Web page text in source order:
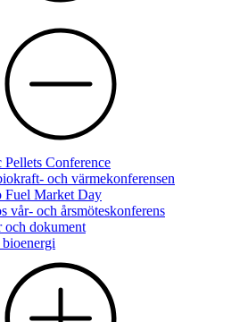
Conference
och värmekonferensen
Fuel Market Day
vår- och årsmöteskonferens
och dokument